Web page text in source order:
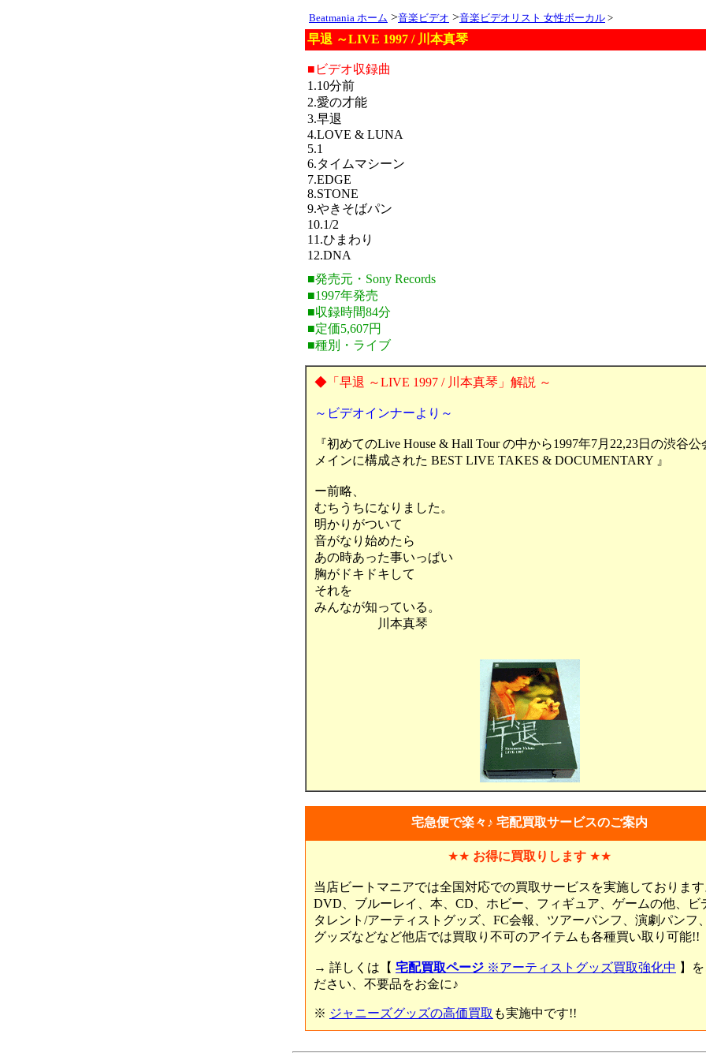
Beatmania ホーム >音楽ビデオ >音楽ビデオリスト 女性ボーカル >
早退 ～LIVE 1997 / 川本真琴
■ビデオ収録曲
1.10分前
2.愛の才能
3.早退
4.LOVE & LUNA
5.1
6.タイムマシーン
7.EDGE
8.STONE
9.やきそばパン
10.1/2
11.ひまわり
12.DNA
■発売元・Sony Records
■1997年発売
■収録時間84分
■定価5,607円
■種別・ライブ
◆「早退 ～LIVE 1997 / 川本真琴」解説 ～
～ビデオインナーより～
『初めてのLive House & Hall Tour の中から1997年7月22,23日の渋谷公
メインに構成された BEST LIVE TAKES & DOCUMENTARY 』
ー前略、
むちうちになりました。
明かりがついて
音がなり始めたら
あの時あった事いっぱい
胸がドキドキして
それを
みんなが知っている。
川本真琴
宅急便で楽々♪ 宅配買取サービスのご案内
★★ お得に買取りします ★★
当店ビートマニアでは全国対応での買取サービスを実施しております
DVD、ブルーレイ、本、CD、ホビー、フィギュア、ゲームの他、ビ
タレント/アーティストグッズ、FC会報、ツアーパンフ、演劇パンフ
グッズなどなど他店では買取り不可のアイテムも各種買い取り可能!!
→ 詳しくは【 宅配買取ページ ※アーティストグッズ買取強化中 】
ださい、不要品をお金に♪
※ ジャニーズグッズの高価買取 も実施中です!!